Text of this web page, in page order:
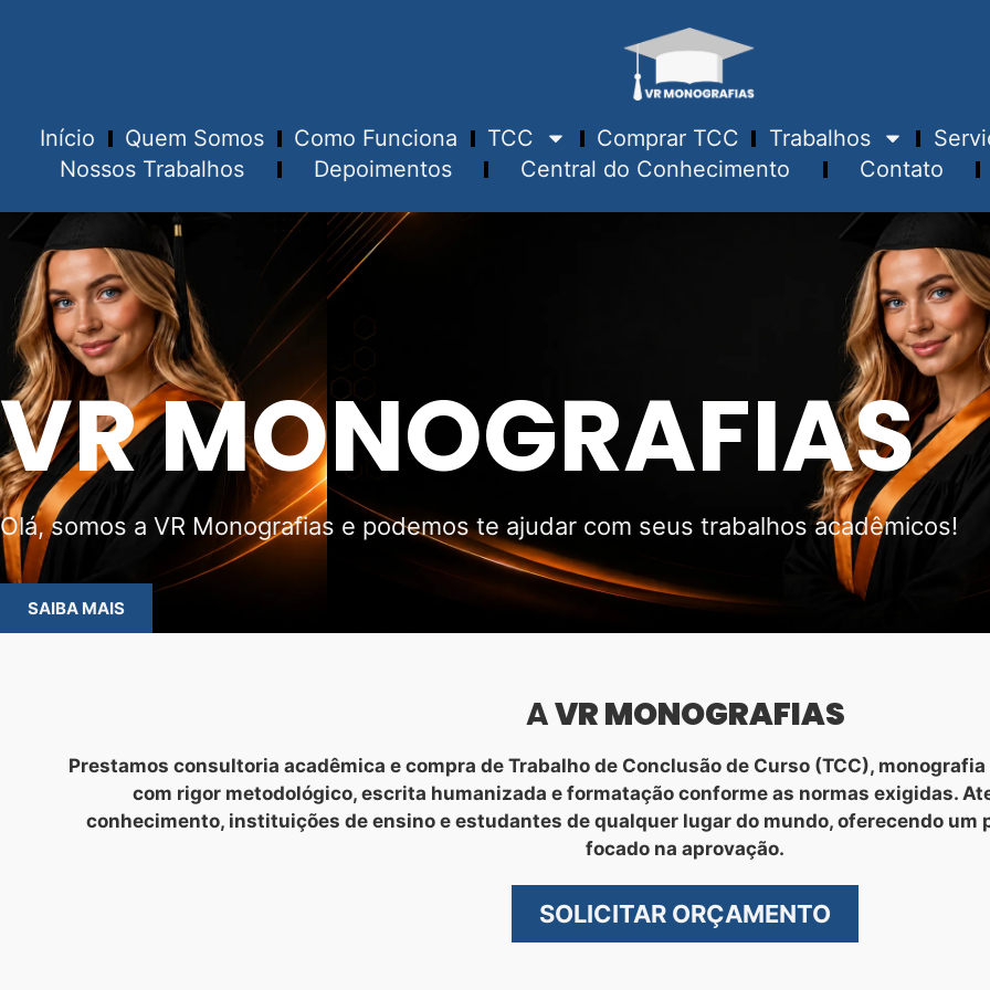
Início Quem Somos Como Funciona TCC Comprar TCC Trabalhos
Nossos Trabalhos
Depoimentos Central do Conhecimento Contato
VR MONOGRAFIAS
Olá, somos a VR Monografias e podemos te ajudar com seus trabalhos acadêmicos!
SAIBA MAIS
AVR MONOGRAFIAS
Prestamos consultoria acadêmica e compra de Trabalho de Conclusão de Curso (TCC),
com rigor metodológico, escrita humanizada e formatação conforme as normas exigidas.
conhecimento, instituições de ensino e estudantes de qualquer lugar do mundo, oferecendo um
focado na aprovação.
SOLICITAR ORÇAMENTO